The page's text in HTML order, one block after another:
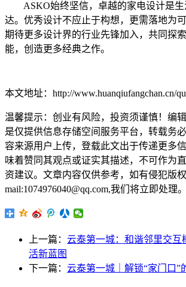
ASKO始终坚信，卓越的家电设计是生
达。优秀设计不应止于构想，更需落地为
期待更多设计界的行业先锋加入，共同探
能，创造更多经典之作。
本文地址：http://www.huanqiufangchan.cn/
温馨提示：创业有风险，投资须谨慎！编辑
是仅提供信息存储空间服务平台，转载务
容来源用户上传，登载此文出于传递更多
味着赞同其观点或证实其描述，不可作为
资建议。文章内容仅供参考，如有侵犯版
mail:1074976040@qq.com,我们将立即处理。
上一篇： 云泰第一城：和谐邻里交互
活新蓝图
下一篇： 云泰第一城｜解锁“家门口”